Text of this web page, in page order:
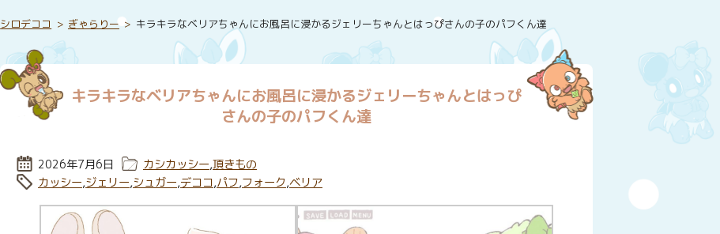
シロデココ ぎゃらりー キラキラなベリアちゃんにお風呂に浸かるジェリーちゃんとはっぴさんの子のパフくん達
キラキラなベリアちゃんにお風呂に浸かるジェリーちゃんとはっぴ
さんの子のパフくん達
投稿日:
2026年7月6日 カテゴリー:
カシカッシー,頂きもの
タグ:
カッシー,ジェリー,シュガー,デココ,パフ,フォーク,ベリア